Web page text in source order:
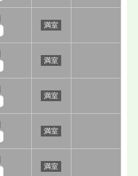
満室
満室
満室
満室
満室